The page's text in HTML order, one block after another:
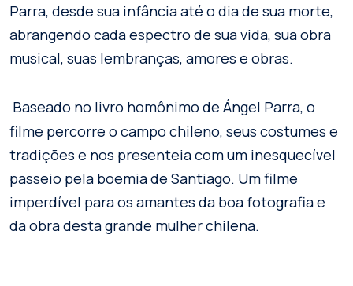
Parra, desde sua infância até o dia de sua morte,
abrangendo cada espectro de sua vida, sua obra
musical, suas lembranças, amores e obras.
Baseado no livro homônimo de Ángel Parra, o
filme percorre o campo chileno, seus costumes e
tradições e nos presenteia com um inesquecível
passeio pela boemia de Santiago. Um filme
imperdível para os amantes da boa fotografia e
da obra desta grande mulher chilena.